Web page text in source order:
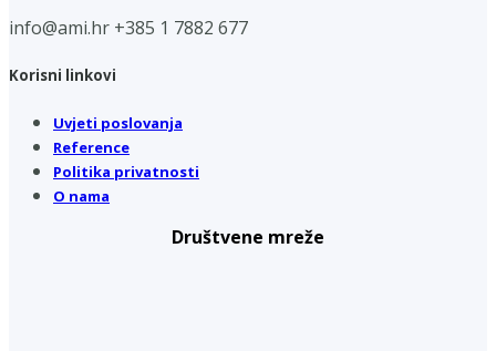
info@ami.hr +385 1 7882 677
Korisni linkovi
Uvjeti poslovanja
Reference
Politika privatnosti
O nama
Društvene mreže